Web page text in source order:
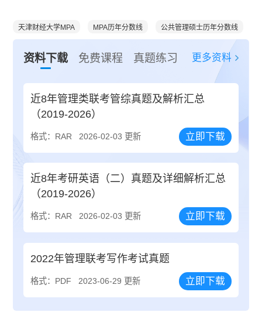
天津财经大学MPA MPA历年分数线 公共管理硕士历年分数线
资料下载 免费课程 真题练习 更多资料
近8年管理类联考管综真题及解析汇总
（2019-2026）
格式：RAR 2026-02-03 更新 立即下载
近8年考研英语（二）真题及详细解析汇总
（2019-2026）
格式：RAR 2026-02-03 更新 立即下载
2022年管理联考写作考试真题
格式：PDF 2023-06-29 更新 立即下载